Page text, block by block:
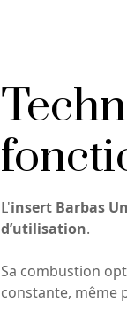
L'insert Barbas
d’utilisation.
Sa combustion
constante, même